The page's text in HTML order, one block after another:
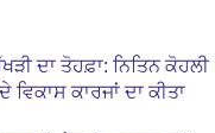
ਦਾ ਤੋਹਫ਼ਾ: ਨਿਤਿਨ ਕੋਹਲੀ
ਕਾਰਜਾਂ ਦਾ ਕੀਤਾ